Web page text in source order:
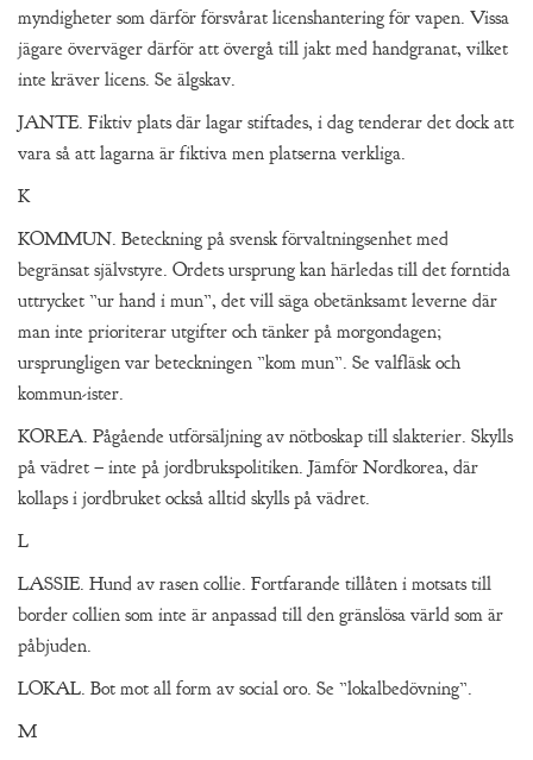
myndigheter som därför försvårat licenshantering för vapen. Vissa
jägare överväger därför att övergå till jakt med handgranat, vilket
inte kräver licens. Se älgskav.
JANTE. Fiktiv plats där lagar stiftades, i dag tenderar det dock att
vara så att lagarna är fiktiva men platserna verkliga.
K
KOMMUN. Beteckning på svensk förvaltningsenhet med
begränsat självstyre. Ordets ursprung kan härledas till det forntida
uttrycket ”ur hand i mun”, det vill säga obetänksamt leverne där
man inte prioriterar utgifter och tänker på morgondagen;
ursprungligen var beteckningen ”kom mun”. Se valfläsk och
kommun-ister.
KOREA. Pågående utförsäljning av nötboskap till slakterier. Skylls
på vädret – inte på jordbrukspolitiken. Jämför Nordkorea, där
kollaps i jordbruket också alltid skylls på vädret.
L
LASSIE. Hund av rasen collie. Fortfarande tillåten i motsats till
border collien som inte är anpassad till den gränslösa värld som är
påbjuden.
LOKAL. Bot mot all form av social oro. Se ”lokalbedövning”.
M